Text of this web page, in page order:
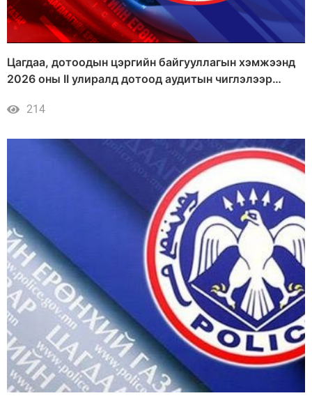
Цагдаа, дотоодын цэргийн байгууллагын хэмжээнд
2026 оны II улиралд дотоод аудитын чиглэлээр
214